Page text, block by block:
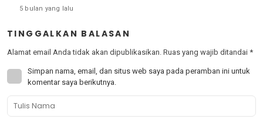
5 bulan yang lalu
TINGGALKAN BALASAN
Alamat email Anda tidak akan dipublikasikan. Ruas yang wajib ditandai *
Simpan nama, email, dan situs web saya pada peramban ini untuk
komentar saya berikutnya.